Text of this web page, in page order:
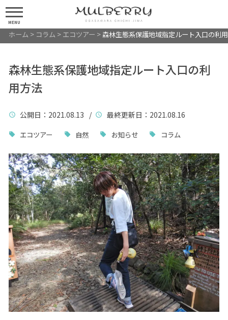
MENU
ホーム > コラム > エコツアー >森林生態系保護地域指定ルート入口の利
森林生態系保護地域指定ルート入口の利
用方法
公開日 ：2021.08.13 / 最終更新日 ：2021.08.16
エコツアー 自然 お知らせ コラム